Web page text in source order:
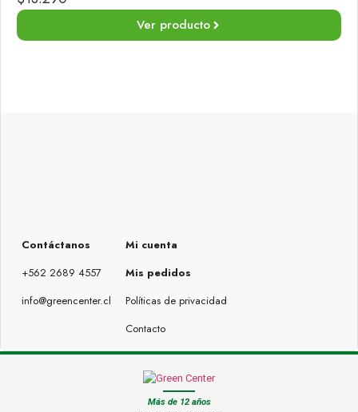
Ver producto
Contáctanos
+562 2689 4557
info@greencenter.cl
Mi cuenta
Mis pedidos
Políticas de privacidad
Contacto
Más de 12 años